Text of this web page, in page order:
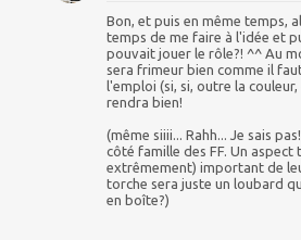
Bon, et puis en même temps,
temps de me faire à l'idée et
pouvait jouer le rôle?! ^^ Au
sera frimeur bien comme il
l'emploi (si, si, outre la
rendra bien!
(même siiii... Rahh... Je sais
côté famille des FF. Un aspect
extrêmement) important de
torche sera juste un loubard
en boîte?)